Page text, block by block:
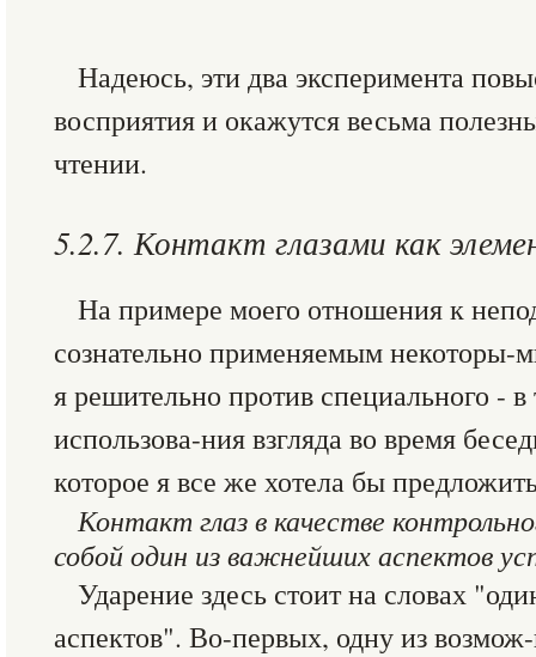
Надеюсь, эти два эксперимента
восприятия и окажутся весьма
чтении.
5.2.7. Контакт глазами как
На примере моего отношения к
сознательно применяемым некоторы-
я решительно против специального -
использова-ния взгляда во время
которое я все же хотела бы
Контакт глаз в качестве
собой один из важнейших аспектов
Ударение здесь стоит на словах
аспектов". Во-первых, одну из